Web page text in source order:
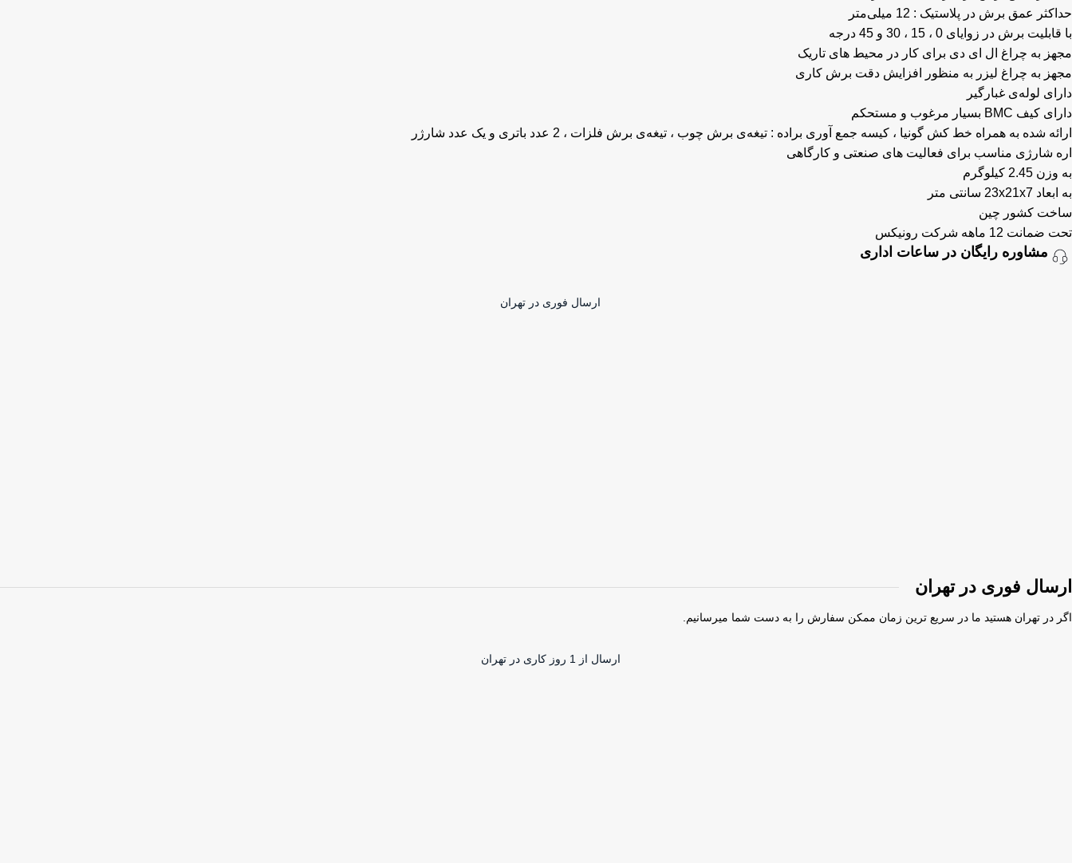
حداکثر عمق برش در پلاستیک : 12 میلی‌متر
با قابلیت برش در زوایای 0 ، 15 ، 30 و 45 درجه
مجهز به چراغ ال ای دی برای کار در محیط های تاریک
مجهز به چراغ لیزر به منظور افزایش دقت برش کاری
دارای لوله‌ی غبارگیر
دارای کیف BMC بسیار مرغوب و مستحکم
ارائه شده به همراه خط کش گونیا ، کیسه جمع آوری براده : تیغه‌ی برش چوب ، تیغه‌ی برش فلزات ، 2 عدد باتری و یک عدد شارژر
اره شارژی مناسب برای فعالیت های صنعتی و کارگاهی
به وزن 2.45 کیلوگرم
به ابعاد 23x21x7 سانتی متر
ساخت کشور چین
تحت ضمانت 12 ماهه شرکت رونیکس
مشاوره رایگان در ساعات اداری
ارسال فوری در تهران
ارسال فوری در تهران
اگر در تهران هستید ما در سریع ترین زمان ممکن سفارش را به دست شما میرسانیم.
ارسال از 1 روز کاری در تهران